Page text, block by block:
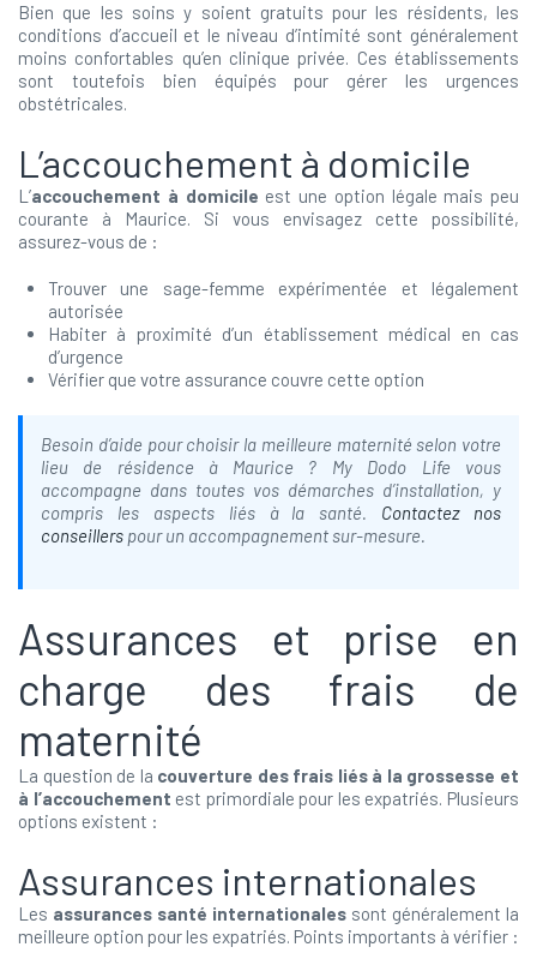
Bien que les soins y soient gratuits pour les résidents, les
conditions d’accueil et le niveau d’intimité sont généralement
moins confortables qu’en clinique privée. Ces établissements
sont toutefois bien équipés pour gérer les urgences
obstétricales.
L’accouchement à domicile
L’accouchement à domicile est une option légale mais peu
courante à Maurice. Si vous envisagez cette possibilité,
assurez-vous de :
Trouver une sage-femme expérimentée et légalement
autorisée
Habiter à proximité d’un établissement médical en cas
d’urgence
Vérifier que votre assurance couvre cette option
Besoin d’aide pour choisir la meilleure maternité selon votre
lieu de résidence à Maurice ? My Dodo Life vous
accompagne dans toutes vos démarches d’installation, y
compris les aspects liés à la santé. Contactez nos
conseillers pour un accompagnement sur-mesure.
Assurances et prise en
charge des frais de
maternité
La question de la couverture des frais liés à la grossesse et
à l’accouchement est primordiale pour les expatriés. Plusieurs
options existent :
Assurances internationales
Les assurances santé internationales sont généralement la
meilleure option pour les expatriés. Points importants à vérifier :